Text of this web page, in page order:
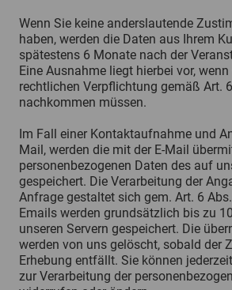
Wenn Sie keine anderslautende
haben, werden die Daten aus Ihrem
spätestens 6 Monate nach der
Eine Ausnahme liegt hierbei vor,
rechtlichen Verpflichtung gemäß Art.
nachkommen müssen.
Im Fall einer Kontaktaufnahme und
Mail, werden die mit der E-Mail
personenbezogenen Daten des auf
gespeichert. Die Verarbeitung der
Anfrage gestaltet sich gem. Art. 6
Emails werden grundsätzlich bis zu
unseren Servern gespeichert. Die
werden von uns gelöscht, sobald der
Erhebung entfällt. Sie können
zur Verarbeitung der